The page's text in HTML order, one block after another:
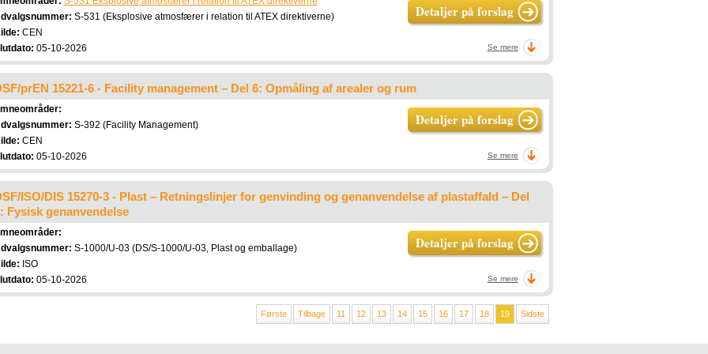
S-531 (Eksplosive atmosfærer i relation til ATEX direktiverne)
CEN
05-10-2026
Detaljer på forslag
Se mere
prEN 15221-6 - Facility management – Del 6: Opmåling af arealer og rum
S-392 (Facility Management)
CEN
05-10-2026
Detaljer på forslag
Se mere
ISO/DIS 15270-3 - Plast – Retningslinjer for genvinding og genanvendelse af plastaffald – Del
Fysisk genanvendelse
S-1000/U-03 (DS/S-1000/U-03, Plast og emballage)
ISO
05-10-2026
Detaljer på forslag
Se mere
Første Tilbage 11 12 13 14 15 16 17 18 19 Sidste